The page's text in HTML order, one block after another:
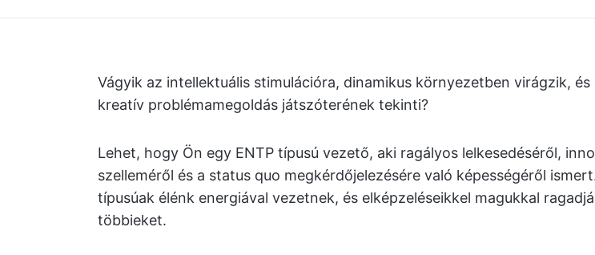
Vágyik az intellektuális stimulációra, dinamikus környezetben virágzik, és
kreatív problémamegoldás játszóterének tekinti?
Lehet, hogy Ön egy ENTP típusú vezető, aki ragályos lelkesedéséről,
szelleméről és a status quo megkérdőjelezésére való képességéről
típusúak élénk energiával vezetnek, és elképzeléseikkel magukkal
többieket.